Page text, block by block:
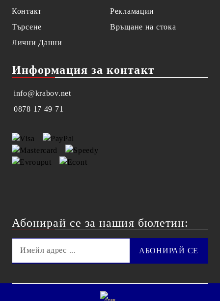
Контакт
Търсене
Лични Данни
Рекламации
Връщане на стока
Информация за контакт
info@krabov.net
0878 17 49 71
Абонирай се за нашия бюлетин: